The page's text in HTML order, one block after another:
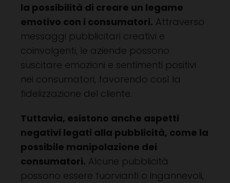
la possibilità di creare un legame
emotivo con i consumatori. Attraverso
messaggi pubblicitari creativi e
coinvolgenti, le aziende possono
suscitare emozioni e sentimenti positivi
nei consumatori, favorendo così la
fidelizzazione del cliente.
Tuttavia, esistono anche aspetti
negativi legati alla pubblicità, come la
possibile manipolazione dei
consumatori. Alcune pubblicità
possono essere fuorvianti o ingannevoli,